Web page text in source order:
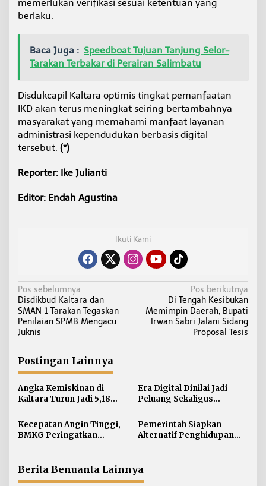
memerlukan verifikasi sesuai ketentuan yang
berlaku.
Baca Juga : Speedboat Tujuan Tanjung Selor-
Tarakan Terbakar di Perairan Salimbatu
Disdukcapil Kaltara optimis tingkat pemanfaatan
IKD akan terus meningkat seiring bertambahnya
masyarakat yang memahami manfaat layanan
administrasi kependudukan berbasis digital
tersebut. (*)
Reporter: Ike Julianti
Editor: Endah Agustina
Ikuti Kami
N
a
v
i
a
s
i
p
o
s
Pos sebelumnya
Disdikbud Kaltara dan
SMAN 1 Tarakan Tegaskan
Penilaian SPMB Mengacu
Juknis
Pos berikutnya
Di Tengah Kesibukan
Memimpin Daerah, Bupati
Irwan Sabri Jalani Sidang
Proposal Tesis
Postingan Lainnya
Angka Kemiskinan di
Kaltara Turun Jadi 5,18
dan Keparahan Justru
Meningkat
Era Digital Dinilai Jadi
Peluang Sekaligus
Kembang Anak
Kecepatan Angin Tinggi,
BMKG Peringatkan
Kaltara
Pemerintah Siapkan
Alternatif Penghidupan
Berita Benuanta Lainnya